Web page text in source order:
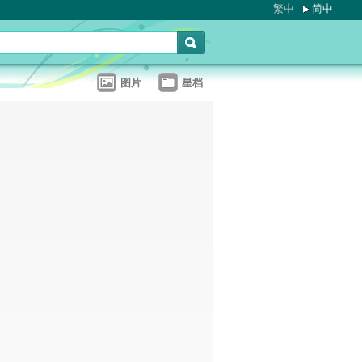
繁中 简中
图片 星档